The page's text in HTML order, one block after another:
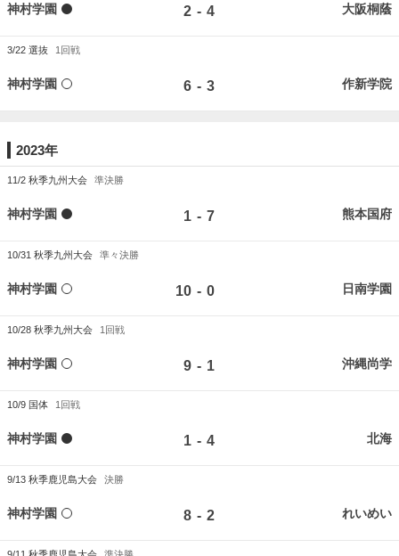
神村学園 2 - 4 大阪桐蔭
3/22 選抜 1回戦
神村学園 6 - 3 作新学院
2023年
11/2 秋季九州大会 準決勝
神村学園 1 - 7 熊本国府
10/31 秋季九州大会 準々決勝
神村学園 10 - 0 日南学園
10/28 秋季九州大会 1回戦
神村学園 9 - 1 沖縄尚学
10/9 国体 1回戦
神村学園 1 - 4 北海
9/13 秋季鹿児島大会 決勝
神村学園 8 - 2 れいめい